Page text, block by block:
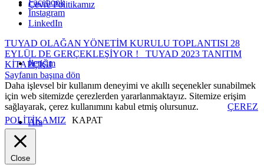
Çevre Politikamız
İletişim
Ara
Instagram
LinkedIn
TUYAD OLAĞAN YÖNETİM KURULU TOPLANTISI 28
EYLÜL DE GERÇEKLEŞİYOR !
TUYAD 2023 TANITIM
KİTAPÇIĞI
Sayfanın başına dön
Daha işlevsel bir kullanım deneyimi ve akıllı seçenekler sunabilmek
için web sitemizde çerezlerden yararlanmaktayız. Sitemize erişim
sağlayarak, çerez kullanımını kabul etmiş olursunuz.
ÇEREZ
POLİTİKAMIZ
KAPAT
Close